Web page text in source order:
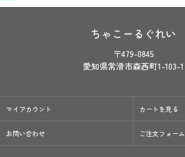
ちゃこーるぐれい
〒479-0845
愛知県常滑市森西町1-103-1
マイアカウント カートを見る
お問い合わせ ご注文フォーム